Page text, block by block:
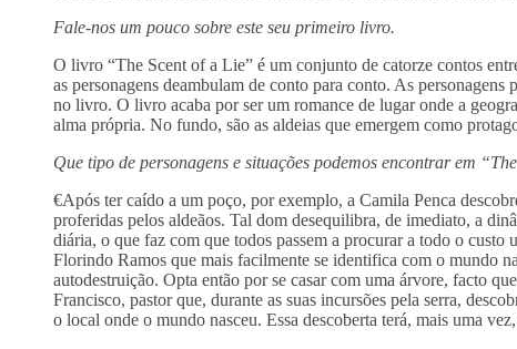
Fale-nos um pouco sobre este seu primeiro livro.
O livro “The Scent of a Lie” é um conjunto de catorze contos
as personagens deambulam de conto para conto. As
no livro. O livro acaba por ser um romance de lugar onde a
alma própria. No fundo, são as aldeias que emergem como
Que tipo de personagens e situações podemos encontrar em
€Após ter caído a um poço, por exemplo, a Camila Penca
proferidas pelos aldeãos. Tal dom desequilibra, de imediato, a
diária, o que faz com que todos passem a procurar a todo o custo
Florindo Ramos que mais facilmente se identifica com o mundo
autodestruição. Opta então por se casar com uma árvore, facto
Francisco, pastor que, durante as suas incursões pela serra,
o local onde o mundo nasceu. Essa descoberta terá, mais uma